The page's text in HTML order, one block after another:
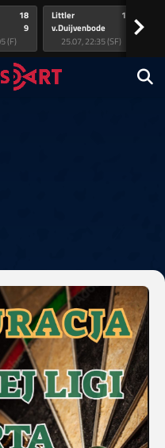
18
9
(F)
Littler
v.Duijvenbode
17
25.07, 22:35 (SF)
>